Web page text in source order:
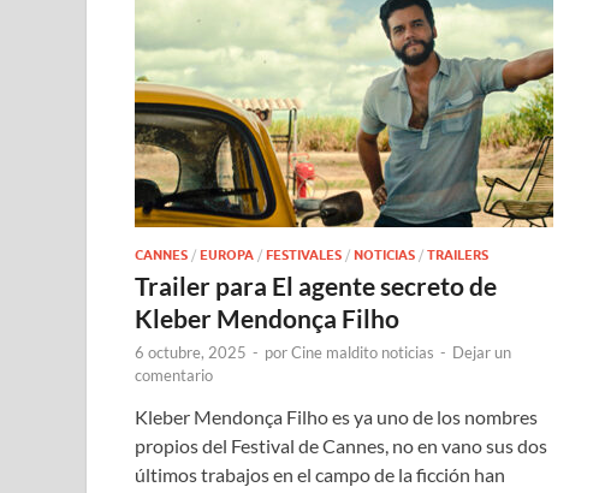
CANNES / EUROPA / FESTIVALES / NOTICIAS / TRAILERS
Trailer para El agente secreto de
Kleber Mendonça Filho
6 octubre, 2025 - porCine maldito noticias - Dejar un
comentario
Kleber Mendonça Filho es ya uno de los nombres
propios del Festival de Cannes, no en vano sus dos
últimos trabajos en el campo de la ficción han